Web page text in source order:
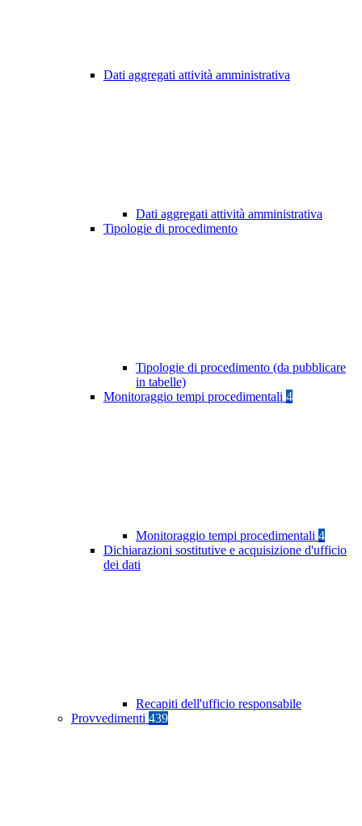
Dati aggregati attività amministrativa
Dati aggregati attività amministrativa
Tipologie di procedimento
Tipologie di procedimento (da pubblicare
in tabelle)
Monitoraggio tempi procedimentali 4
Monitoraggio tempi procedimentali 4
Dichiarazioni sostitutive e acquisizione d'ufficio
dei dati
Recapiti dell'ufficio responsabile
Provvedimenti 439